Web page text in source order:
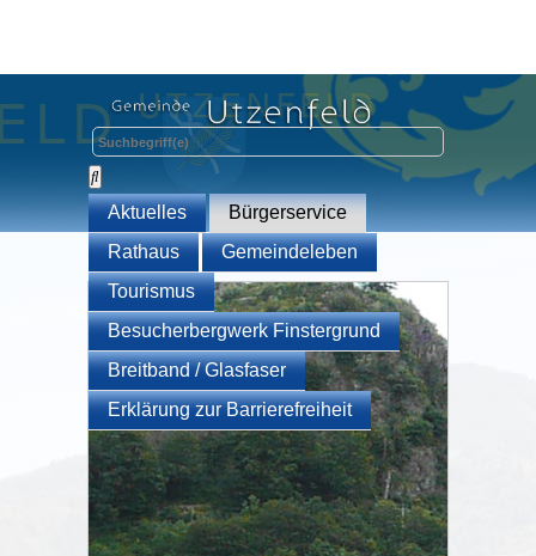
Aktuelles
Bürgerservice
Rathaus
Gemeindeleben
Tourismus
Besucherbergwerk Finstergrund
Breitband / Glasfaser
Erklärung zur Barrierefreiheit